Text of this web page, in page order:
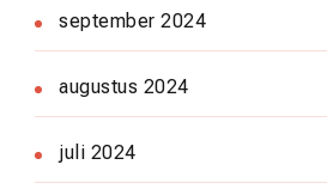
september 2024
augustus 2024
juli 2024